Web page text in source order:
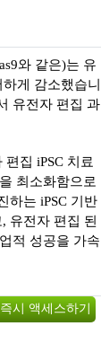
와 같은)는 유
게 감소했습니
유전자 편집 과
집 iPSC 치료
최소화함으로
하는 iPSC 기반
유전자 편집 된
적 성공을 가속
시 액세스하기